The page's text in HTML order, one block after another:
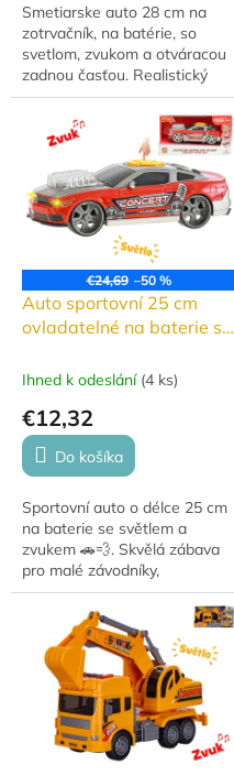
Smetiarske auto 28 cm na
zotrvačník, na batérie, so
svetlom, zvukom a otváracou
zadnou časťou. Realistický
model v krabičke, ktorý deti
nadchne svojou funkčnosťou
aj témou...
€24,69 –50 %
Auto sportovní 25 cm
ovladatelné na baterie se
Ihned k odeslání (4 ks)
€12,32
Do košíka
Sportovní auto o délce 25 cm
na baterie se světlem a
zvukem 🚗💨. Skvělá zábava
pro malé závodníky,
jednoduché ovládání, světelné
a zvukové efekty.